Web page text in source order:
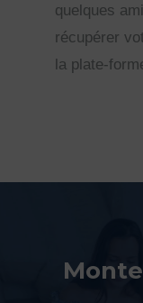
quelques
récupérer
la plate-